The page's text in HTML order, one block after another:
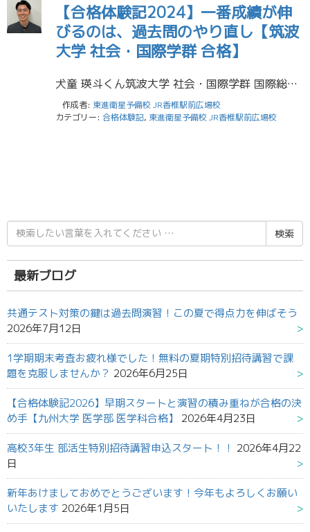
【合格体験記2024】一番成績が伸
びるのは、過去問のやり直し【筑波
大学 社会・国際学群 合格】
犬童 瑛斗くん筑波大学 社会・国際学群 国際総合学類 現役合格！香住丘高校（サッカー部）出身 東進に入ったら講座受講をはじめにすると思いますが、動画を見るだけじゃ成績は伸びません。しっかり理解しながら受講を進めることが大 […]
作成者: 東進衛星予備校 JR香椎駅前広場校
カテゴリー: 合格体験記, 東進衛星予備校 JR香椎駅前広場校
検
索
結
果:
最新ブログ
共通テスト対策の鍵は過去問演習！この夏で得点力を伸ばそう
2026年7月12日
1学期期末考査お疲れ様でした！無料の夏期特別招待講習で課
題を克服しませんか？ 2026年6月25日
【合格体験記2026】早期スタートと演習の積み重ねが合格の決
め手【九州大学 医学部 医学科合格】
2026年4月23日
高校3年生 部活生特別招待講習申込スタート！！ 2026年4月22
日
新年あけましておめでとうございます！今年もよろしくお願い
いたします 2026年1月5日